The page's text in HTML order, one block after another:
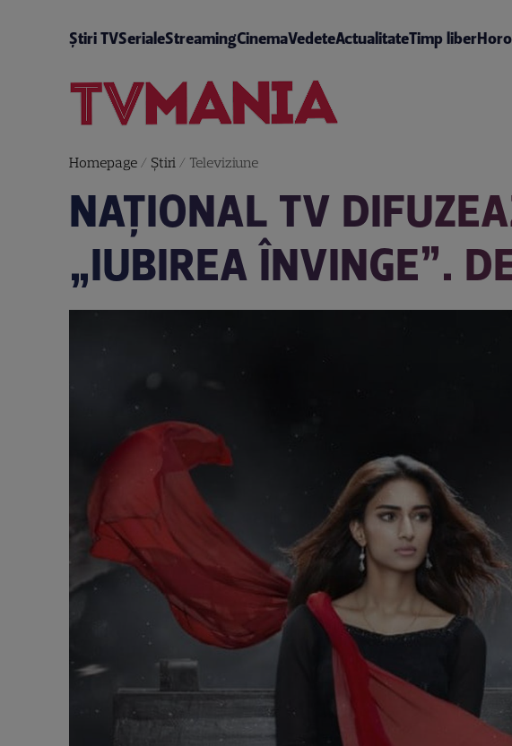
Știri TVSerialeStreamingCinemaVedeteActualitateTimp liber
Homepage/ Știri/ Televiziune
NAȚIONAL TV
„IUBIREA ÎNVINGE”.